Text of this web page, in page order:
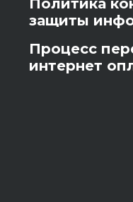
Политика
защиты
Процесс
интернет